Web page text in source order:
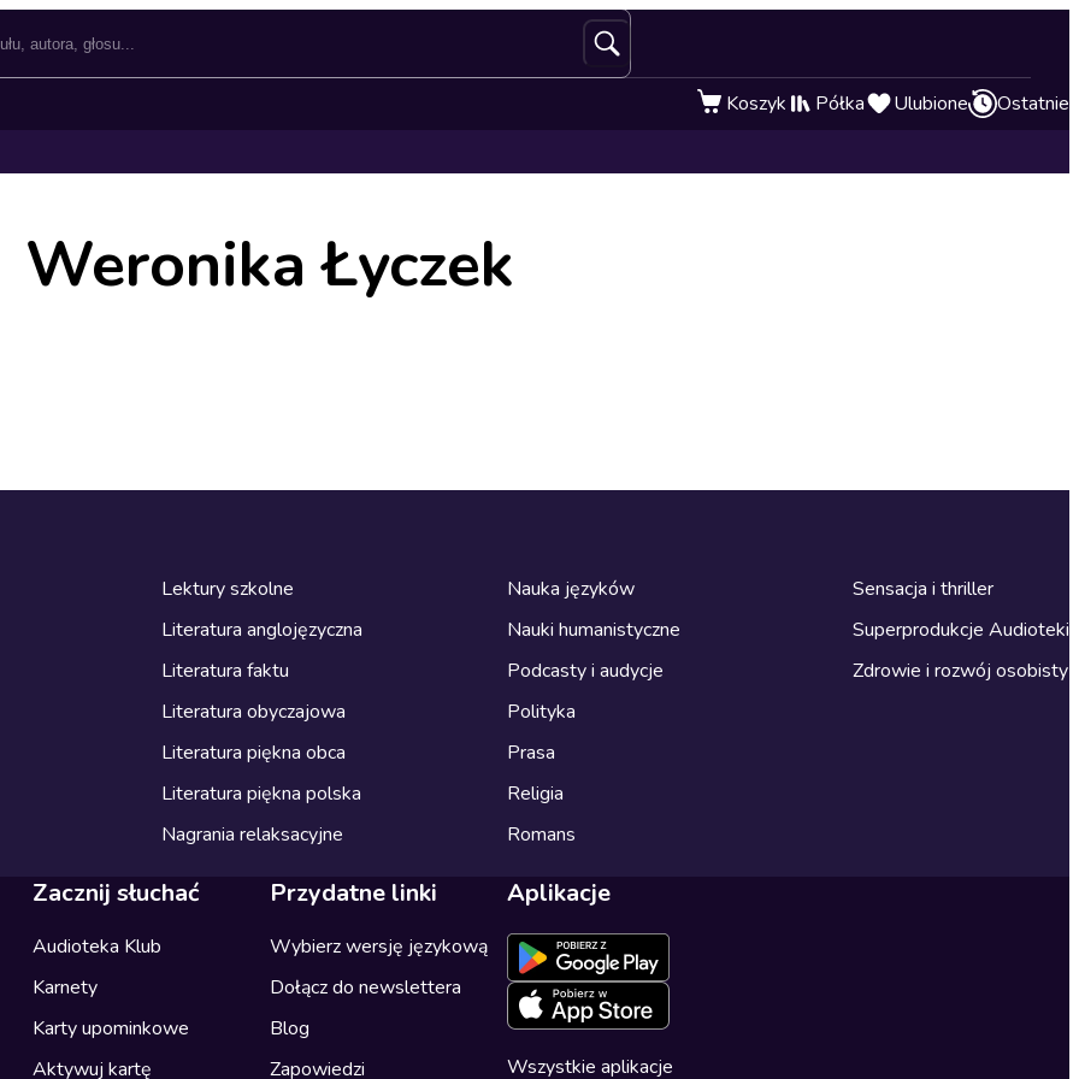
Koszyk Półka Ulubione Ostatnie
Weronika Łyczek
Lektury szkolne
Literatura anglojęzyczna
Literatura faktu
Literatura obyczajowa
Literatura piękna obca
Literatura piękna polska
Nagrania relaksacyjne
Nauka języków
Nauki humanistyczne
Podcasty i audycje
Polityka
Prasa
Religia
Romans
Sensacja i thriller
Superprodukcje Audioteki
Zdrowie i rozwój osobisty
Zacznij słuchać
Audioteka Klub
Karnety
Karty upominkowe
Aktywuj kartę
Przydatne linki
Wybierz wersję językową
Dołącz do newslettera
Blog
Zapowiedzi
Aplikacje
Wszystkie aplikacje